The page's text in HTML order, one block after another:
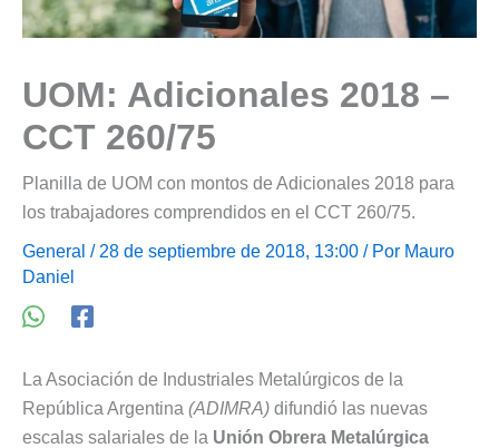
UOM: Adicionales 2018 –
CCT 260/75
Planilla de UOM con montos de Adicionales 2018 para
los trabajadores comprendidos en el CCT 260/75.
General / 28 de septiembre de 2018, 13:00 / Por Mauro
Daniel
La Asociación de Industriales Metalúrgicos de la
República Argentina (ADIMRA) difundió las nuevas
escalas salariales de la Unión Obrera Metalúrgica